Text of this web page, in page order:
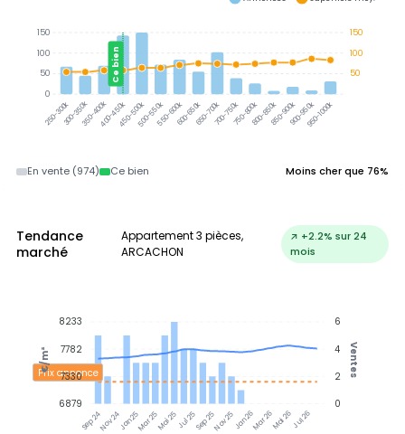
250-300k300-350k350-400k400-450k450-500k500-550k550-600k600-650k650-700k700-750k750-800k800-850k850-900k900-950k950-1000k
Ce bien
150
100
50
150
100
50
0
En vente (974) Ce bien Moins cher que 76%
Tendance
marché
Appartement 3 pièces,
ARCACHON
↗ +2.2% sur 24
mois
Sep 24Nov 24Jan 25Mar 25Mai 25Jul 25Sep 25Nov 25Jan 26Mar 26Mai 26Jul 26
Prix annonce
6
4
2
0
Ventes
8233
7782
7330
6879
€/m²